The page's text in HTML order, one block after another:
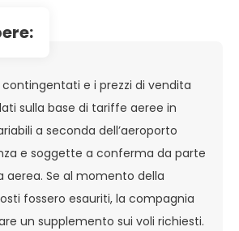
e i prezzi di vendita
sulla base di tariffe aeree in
a seconda dell’aeroporto
e soggette a conferma da parte
aerea. Se al momento della
fossero esauriti, la compagnia
un supplemento sui voli richiesti.